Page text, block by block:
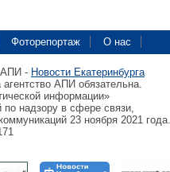
Фоторепортаж О нас
АПИ - Новости Екатеринбурга
АПИ обязательна.
информации»
по надзору в сфере связи,
23 ноября 2021 года.